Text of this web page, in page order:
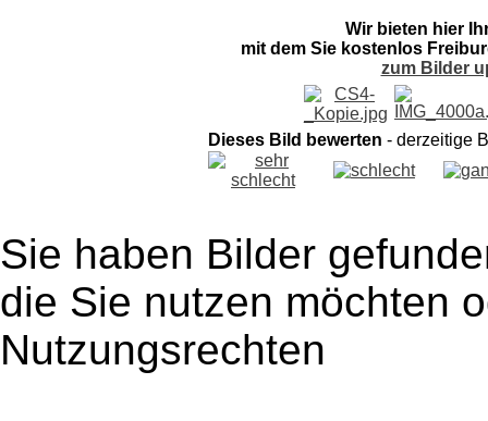
Wir bieten hier
mit dem Sie kostenlos
zum Bilder
Dieses Bild bewerten - derzeitige
Sie haben Bilder
die Sie nutzen möchten
Nutzungsrechten